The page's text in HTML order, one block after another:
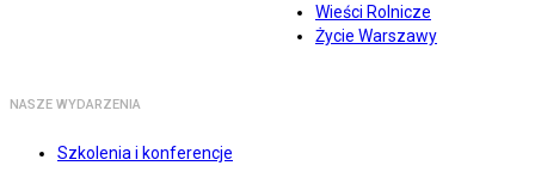
Wieści Rolnicze
Życie Warszawy
NASZE WYDARZENIA
Szkolenia i konferencje